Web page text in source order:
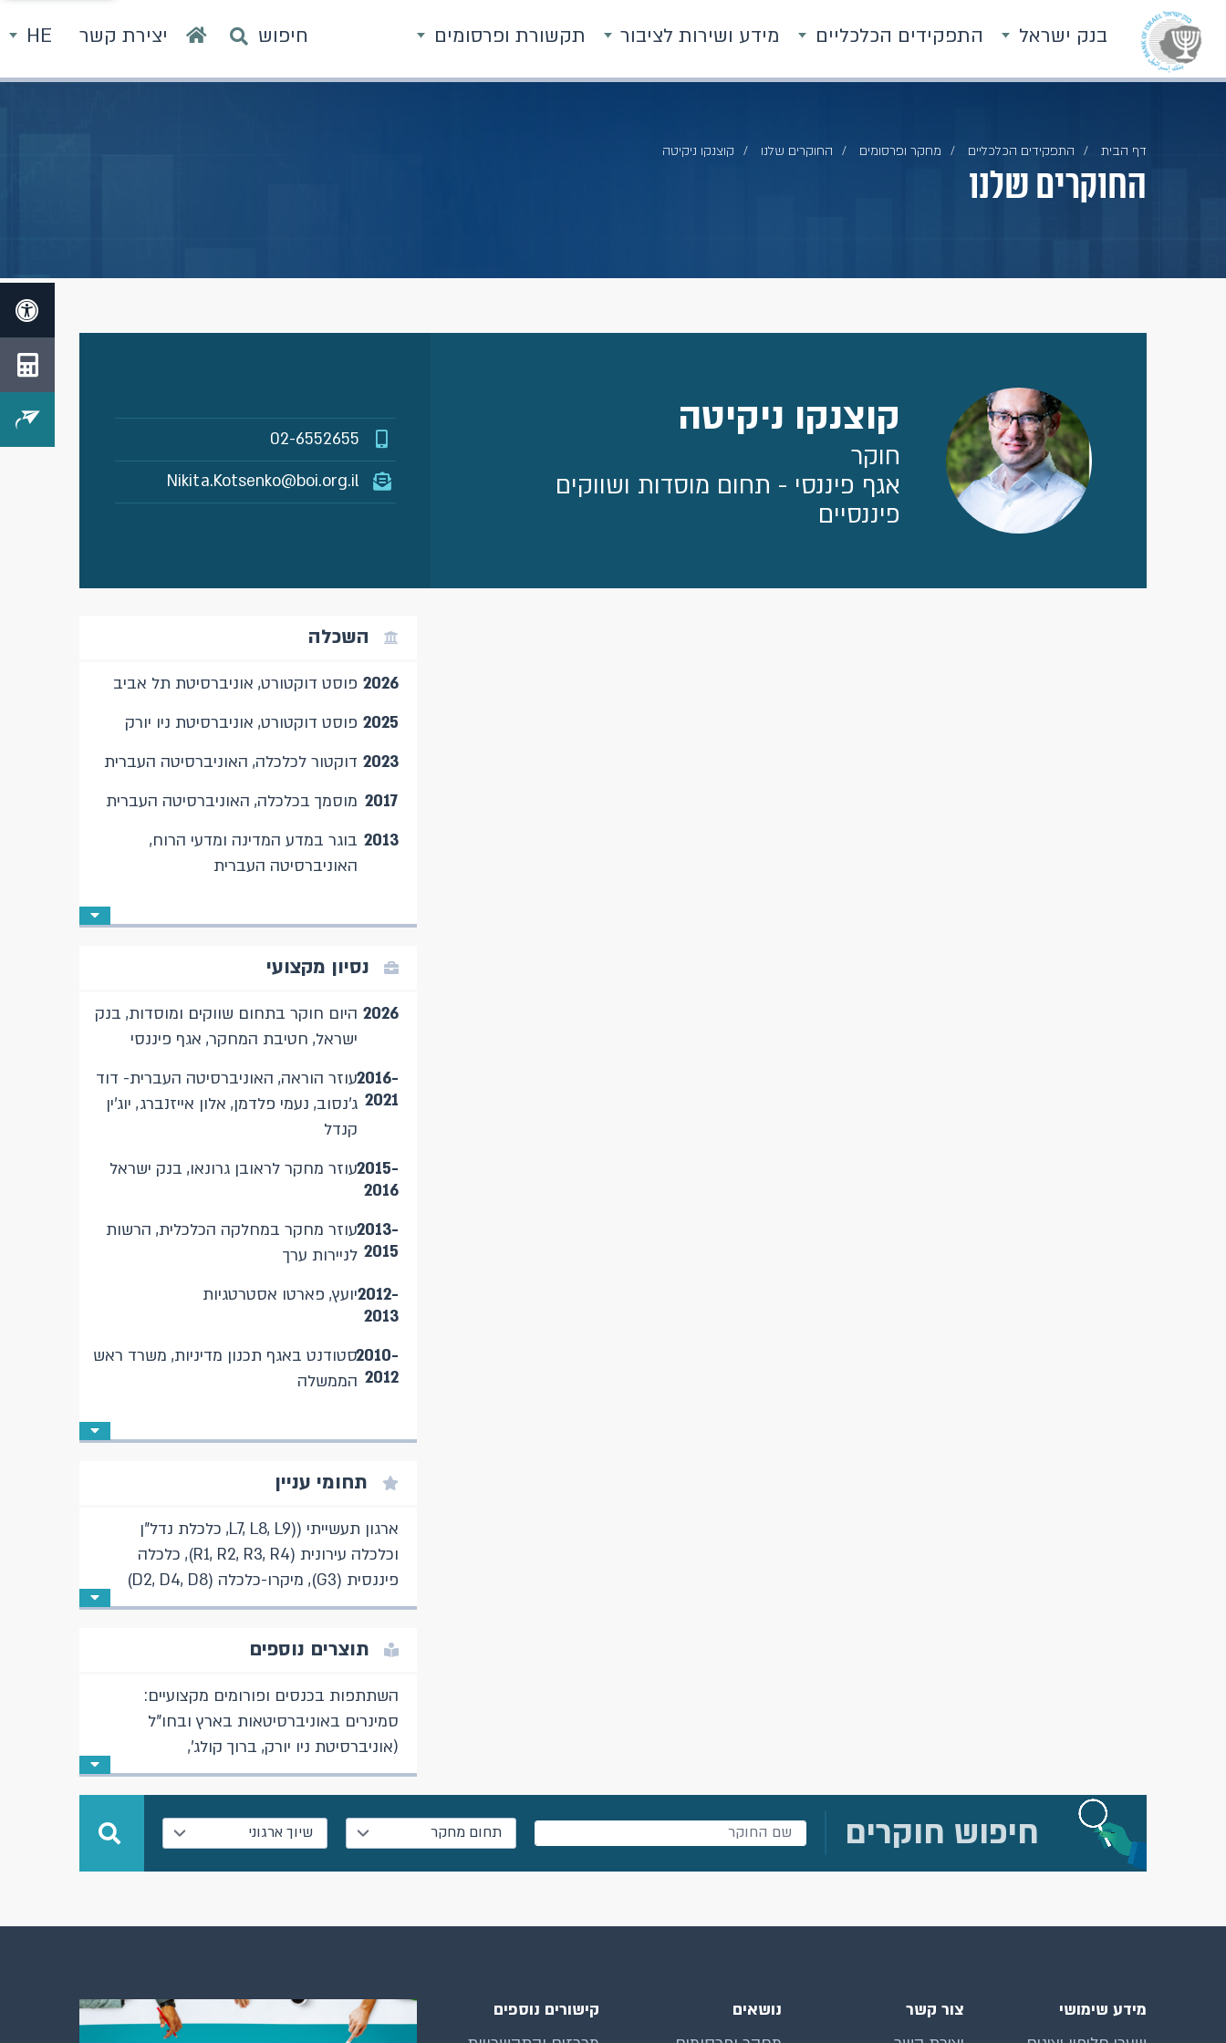
בנק ישראל התפקידים הכלכליים מידע ושירות לציבור תקשורת ופרסומים חיפוש יצירת קשר HE
דף הבית התפקידים הכלכליים מחקר ופרסומים החוקרים שלנו קוצנקו ניקיטה
החוקרים שלנו
קוצנקו ניקיטה
חוקר
אגף פיננסי - תחום מוסדות ושווקים
פיננסיים
02-6552655
Nikita.Kotsenko@boi.org.il
השכלה
2026 פוסט דוקטורט, אוניברסיטת תל אביב
2025 פוסט דוקטורט, אוניברסיטת ניו יורק
2023 דוקטור לכלכלה, האוניברסיטה העברית
2017 מוסמך בכלכלה, האוניברסיטה העברית
2013 בוגר במדע המדינה ומדעי הרוח,
האוניברסיטה העברית
נסיון מקצועי
2026 היום חוקר בתחום שווקים ומוסדות, בנק
ישראל, חטיבת המחקר, אגף פיננסי
2016-
2021
עוזר הוראה, האוניברסיטה העברית- דוד
ג'נסוב, נעמי פלדמן, אלון אייזנברג, יוג'ין
קנדל
2015-
2016
עוזר מחקר לראובן גרונאו, בנק ישראל
2013-
2015
עוזר מחקר במחלקה הכלכלית, הרשות
לניירות ערך
2012-
2013
יועץ, פארטו אסטרטגיות
2010-
2012
סטודנט באגף תכנון מדיניות, משרד ראש
הממשלה
תחומי עניין
ארגון תעשייתי ((L7, L8, L9, כלכלת נדל"ן
וכלכלה עירונית (R1, R2, R3, R4), כלכלה
פיננסית (G3), מיקרו-כלכלה (D2, D4, D8)
תוצרים נוספים
השתתפות בכנסים ופורומים מקצועיים:
סמינרים באוניברסיטאות בארץ ובחו"ל
(אוניברסיטת ניו יורק, ברוך קולג',
אוניברסיטת תל אביב, האוניברסיטה
העברית, אוניברסיטת בר אילן, אוניברסיטת
רייכמן, אוניברסיטת בן גוריון). תוכנית חוקרים
צעירים של האגודה האמריקאית לכלכלת
נדל"ן וכלכלה עירונית, כנס שנתי משותף של
עירונית עם האגודה האסיאתית לכלכלת
כנס דוקטורנטים של אוניברסיטת וורוויק
(השתתפות וירטואלית).
חיפוש חוקרים תחום מחקר שיוך ארגוני
מידע שימושי
צור קשר
נושאים
קישורים נוספים